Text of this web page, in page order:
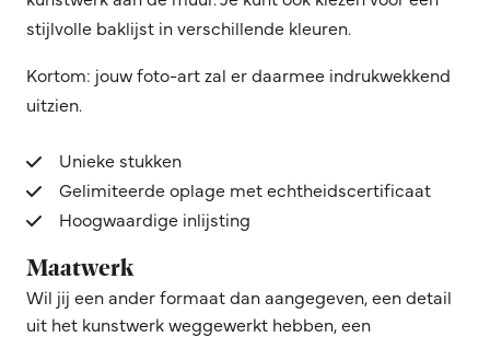
stijlvolle baklijst in verschillende kleuren.
Kortom: jouw foto-art zal er daarmee indrukwekkend
uitzien.
Unieke stukken
Gelimiteerde oplage met echtheidscertificaat
Hoogwaardige inlijsting
Maatwerk
Wil jij een ander formaat dan aangegeven, een detail
uit het kunstwerk weggewerkt hebben, een